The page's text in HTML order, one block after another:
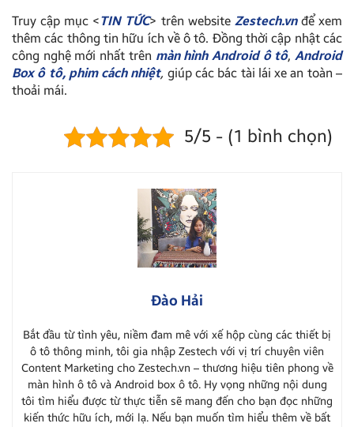
Truy cập mục <TIN TỨC> trên website Zestech.vnđể xem
thêm các thông tin hữu ích về ô tô. Đồng thời cập nhật các
công nghệ mới nhất trên màn hình Android ô tô,Android
Box ô tô, phim cách nhiệt, giúp các bác tài lái xe an toàn –
thoải mái.
5/5 - (1 bình chọn)
Đào Hải
Bắt đầu từ tình yêu, niềm đam mê với xế hộp cùng các thiết bị
ô tô thông minh, tôi gia nhập Zestech với vị trí chuyên viên
Content Marketing cho Zestech.vn – thương hiệu tiên phong về
màn hình ô tô và Android box ô tô. Hy vọng những nội dung
tôi tìm hiểu được từ thực tiễn sẽ mang đến cho bạn đọc những
kiến thức hữu ích, mới lạ. Nếu bạn muốn tìm hiểu thêm về bất